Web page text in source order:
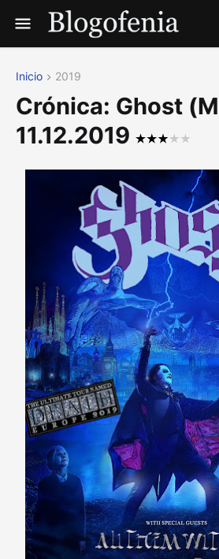
Inicio 2019
Crónica: Ghost
11.12.2019